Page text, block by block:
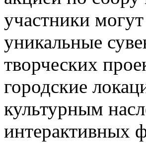
участники
уникальные
творческих
городские
культурным
интерактивных